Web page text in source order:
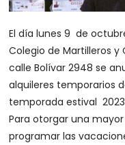
El día lunes 9 de
Colegio de Martilleros
calle Bolívar 2948 se
alquileres temporarios
temporada estival
Para otorgar una
programar las